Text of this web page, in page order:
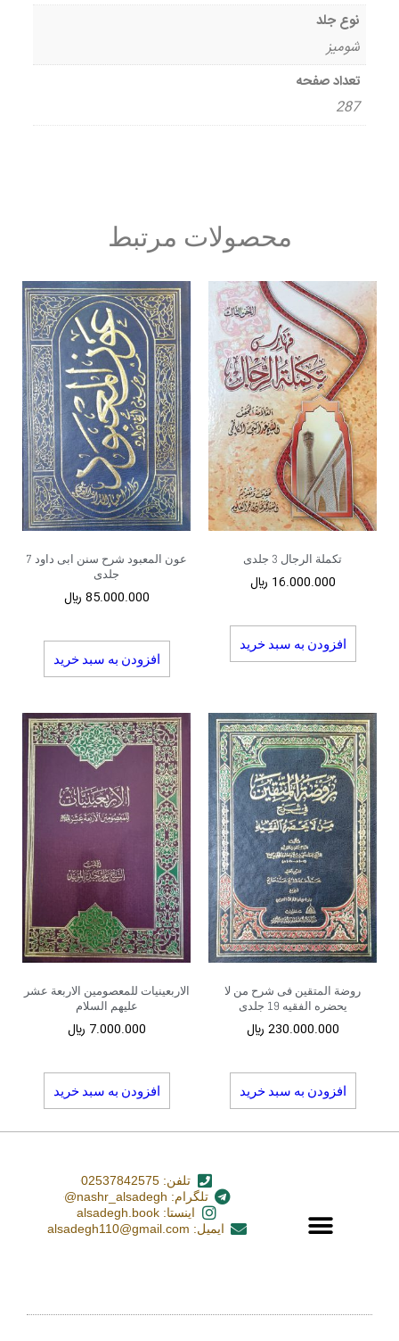
نوع جلد
شومیز
تعداد صفحه
287
محصولات مرتبط
تکملة الرجال 3 جلدی
16.000.000 ﷼
افزودن به سبد خرید
عون المعبود شرح سنن ابی داود 7
جلدی
85.000.000 ﷼
افزودن به سبد خرید
روضة المتقین فی شرح من لا
یحضره الفقیه 19 جلدی
230.000.000 ﷼
افزودن به سبد خرید
الاربعینیات للمعصومین الاربعة عشر
علیهم السلام
7.000.000 ﷼
افزودن به سبد خرید
تلفن: 02537842575
تلگرام: nashr_alsadegh@
اینستا: alsadegh.book
ایمیل: alsadegh110@gmail.com